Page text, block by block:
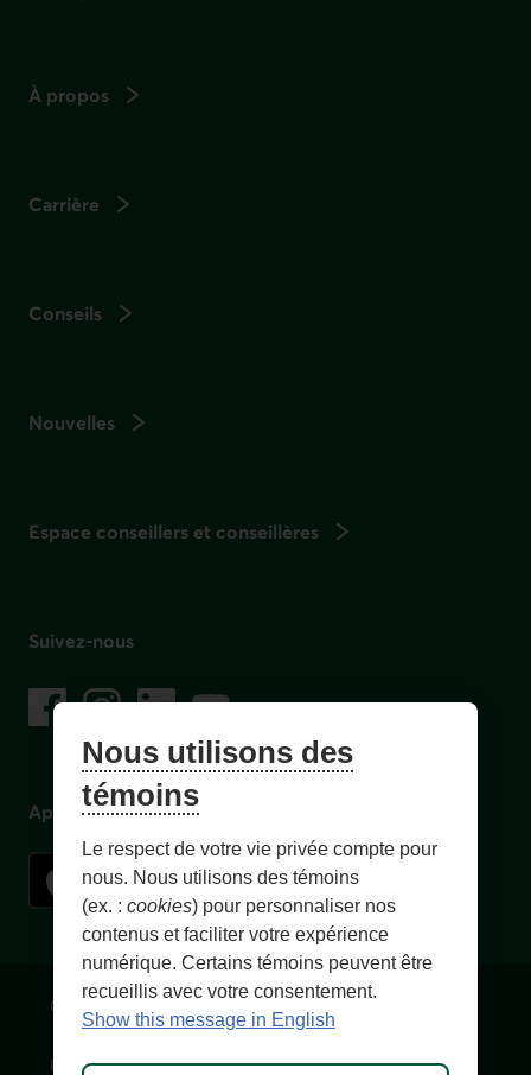
À propos
Carrière
Conseils
Nouvelles
Espace conseillers et conseillères
Suivez-nous
Facebook
– Lien externe au site. Cet hyperlien s'ouvrira dans une
Instagram
– Lien externe au site. Cet hyperlien s'ouvrira dans
LinkedIn
– Lien externe au site. Cet hyperlien
YouTube
– Lien externe au site. Cet hyperlien
Application mobile
Conditions d'utilisation et notes légales
Personnaliser les témoins Accessibilité Plan du site
Nous utilisons des
témoins
Le respect de votre vie privée compte pour
nous. Nous utilisons des témoins
(ex. : cookies) pour personnaliser nos
contenus et faciliter votre expérience
numérique. Certains témoins peuvent être
recueillis avec votre consentement.
Show this message in English